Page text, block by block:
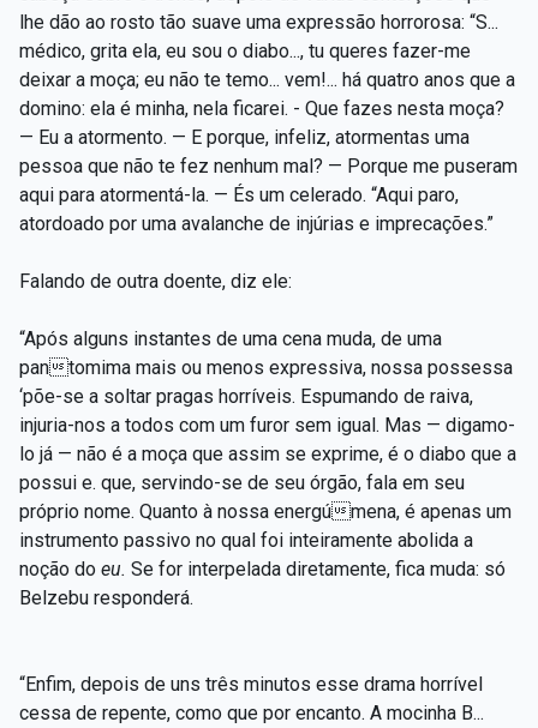
lhe dão ao rosto tão suave uma expressão horrorosa: “S...
médico, grita ela, eu sou o diabo..., tu queres fazer-me
deixar a moça; eu não te temo... vem!... há quatro anos que a
domino: ela é minha, nela ficarei. - Que fazes nesta moça?
— Eu a atormento. — E porque, infeliz, atormentas uma
pessoa que não te fez nenhum mal? — Porque me puseram
aqui para atormentá-la. — És um celerado. “Aqui paro,
atordoado por uma avalanche de injúrias e imprecações.”
Falando de outra doente, diz ele:
“Após alguns instantes de uma cena muda, de uma
pantomima mais ou menos expressiva, nossa possessa
‘põe-se a soltar pragas horríveis. Espumando de raiva,
injuria-nos a todos com um furor sem igual. Mas — digamo-
lo já — não é a moça que assim se exprime, é o diabo que a
possui e. que, servindo-se de seu órgão, fala em seu
próprio nome. Quanto à nossa energúmena, é apenas um
instrumento passivo no qual foi inteiramente abolida a
noção do eu. Se for interpelada diretamente, fica muda: só
Belzebu responderá.
“Enfim, depois de uns três minutos esse drama horrível
cessa de repente, como que por encanto. A mocinha B...